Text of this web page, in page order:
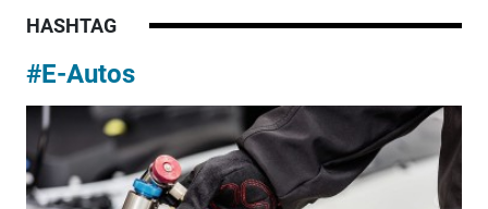
HASHTAG
#E-Autos